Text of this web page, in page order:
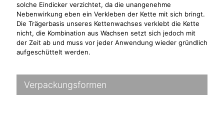
solche Eindicker verzichtet, da die unangenehme
Nebenwirkung eben ein Verkleben der Kette mit sich bringt.
Die Trägerbasis unseres Kettenwachses verklebt die Kette
nicht, die Kombination aus Wachsen setzt sich jedoch mit
der Zeit ab und muss vor jeder Anwendung wieder gründlich
aufgeschüttelt werden.
Verpackungsformen